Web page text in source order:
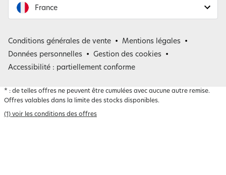
France
Belgique
Conditions générales de vente
Mentions légales
Données personnelles
Gestion des cookies
Accessibilité : partiellement conforme
* : de telles offres ne peuvent être cumulées avec aucune autre remise.
Offres valables dans la limite des stocks disponibles.
(1) voir les conditions des offres